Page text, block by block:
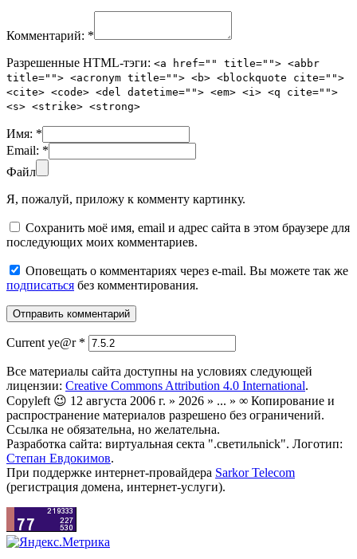
Комментарий: *
Разрешенные HTML-тэги: <a href="" title=""> <abbr
title=""> <acronym title=""> <b> <blockquote cite="">
<cite> <code> <del datetime=""> <em> <i> <q cite="">
<s> <strike> <strong>
Имя: *
Email: *
Файл
Я, пожалуй, приложу к комменту картинку.
Сохранить моё имя, email и адрес сайта в этом браузере для
последующих моих комментариев.
Оповещать о комментариях через e-mail. Вы можете так же
подписаться без комментирования.
Current ye@r *
Все материалы сайта доступны на условиях следующей
лицензии: Creative Commons Attribution 4.0 International.
Copyleft 😉 12 августа 2006 г. » 2026 » ... » ∞ Копирование и
распространение материалов разрешено без ограничений.
Ссылка не обязательна, но желательна.
Разработка сайта: виртуальная секта ".светильnick". Логотип:
Степан Евдокимов.
При поддержке интернет-провайдера Sarkor Telecom
(регистрация домена, интернет-услуги).